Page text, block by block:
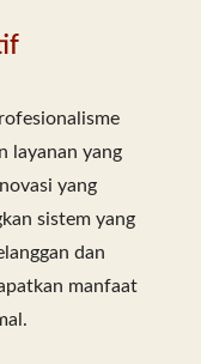
layanan yang
yang
sistem yang
dan
manfaat